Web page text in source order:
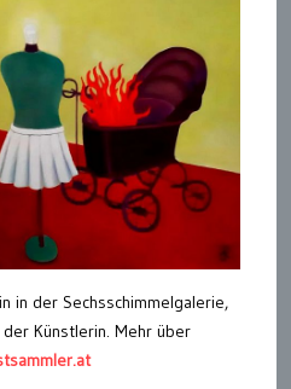
in der Sechsschimmelgalerie,
Künstlerin. Mehr über